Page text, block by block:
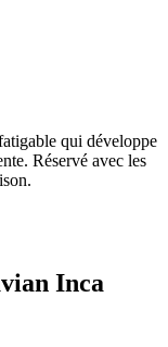
qui développe
Réservé avec les
Inca